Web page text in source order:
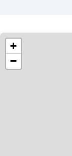
+
−